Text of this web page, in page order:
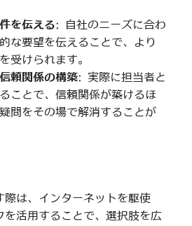
を伝える: 自社のニーズに合わ
な要望を伝えることで、より
受けられます。
頼関係の構築: 実際に担当者と
ことで、信頼関係が築けるほ
問をその場で解消することが
際は、インターネットを駆使
を活用することで、選択肢を広